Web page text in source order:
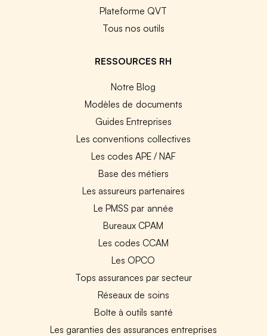
Plateforme QVT
Tous nos outils
RESSOURCES RH
Notre Blog
Modèles de documents
Guides Entreprises
Les conventions collectives
Les codes APE / NAF
Base des métiers
Les assureurs partenaires
Le PMSS par année
Bureaux CPAM
Les codes CCAM
Les OPCO
Tops assurances par secteur
Réseaux de soins
Boîte à outils santé
Les garanties des assurances entreprises